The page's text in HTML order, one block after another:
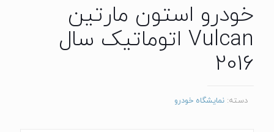
خودرو استون مارتین
Vulcan اتوماتیک سال
2016
دسته: نمایشگاه خودرو